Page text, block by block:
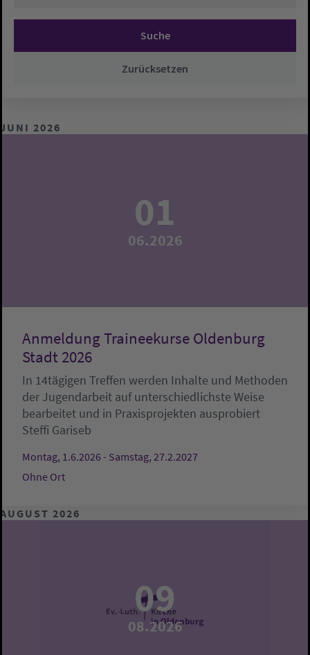
Suche
Zurücksetzen
JUNI 2026
01
06.2026
Anmeldung Traineekurse Oldenburg
Stadt 2026
In 14tägigen Treffen werden Inhalte und Methoden
der Jugendarbeit auf unterschiedlichste Weise
bearbeitet und in Praxisprojekten ausprobiert
Steffi Gariseb
Montag, 1.6.2026 - Samstag, 27.2.2027
Ohne Ort
AUGUST 2026
09
08.2026